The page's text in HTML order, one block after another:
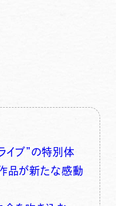
イブ”の特別体
品が新たな感動